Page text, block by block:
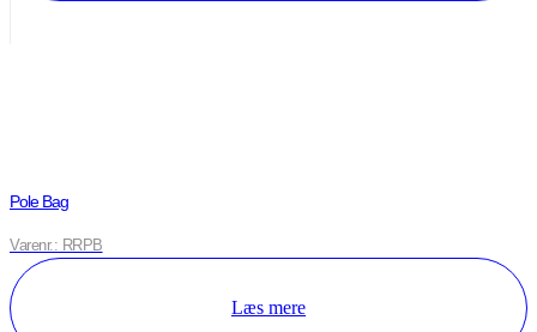
Pole Bag
Varenr.: RRPB
Læs mere